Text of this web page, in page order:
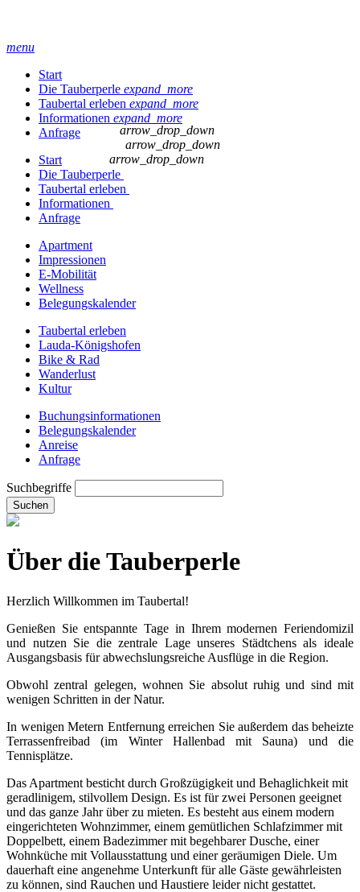
menu
Start
Die Tauberperle expand_more
Taubertal erleben expand_more
Informationen expand_more
Anfrage
Start
Die Tauberperle
arrow_drop_down
Taubertal erleben
arrow_drop_down
Informationen
arrow_drop_down
Anfrage
Apartment
Impressionen
E-Mobilität
Wellness
Belegungskalender
Taubertal erleben
Lauda-Königshofen
Bike & Rad
Wanderlust
Kultur
Buchungsinformationen
Belegungskalender
Anreise
Anfrage
Suchbegriffe
Suchen
Über die Tauberperle
Herzlich Willkommen im Taubertal!
Genießen Sie entspannte Tage in Ihrem modernen Feriendomizil
und nutzen Sie die zentrale Lage unseres Städtchens als ideale
Ausgangsbasis für abwechslungsreiche Ausflüge in die Region.
Obwohl zentral gelegen, wohnen Sie absolut ruhig und sind mit
wenigen Schritten in der Natur.
In wenigen Metern Entfernung erreichen Sie außerdem das beheizte
Terrassenfreibad (im Winter Hallenbad mit Sauna) und die
Tennisplätze.
Das Apartment besticht durch Großzügigkeit und Behaglichkeit mit
geradlinigem, stilvollem Design. Es ist für zwei Personen geeignet
und das ganze Jahr über zu mieten. Es besteht aus einem modern
eingerichteten Wohnzimmer, einem gemütlichen Schlafzimmer mit
Doppelbett, einem Badezimmer mit begehbarer Dusche, einer
Wohnküche mit Vollausstattung und einer geräumigen Diele. Um
dauerhaft eine angenehme Unterkunft für alle Gäste gewährleisten
zu können, sind Rauchen und Haustiere leider nicht gestattet.